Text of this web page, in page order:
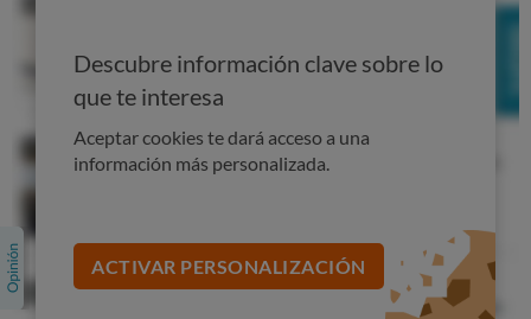
4. Hay muchas variedades de tés
Actualmente existen muchas variedades de té. Estos tés
Descubre información clave sobre lo
que te interesa
Aceptar cookies te dará acceso a una
información más personalizada.
ACTIVAR PERSONALIZACIÓN